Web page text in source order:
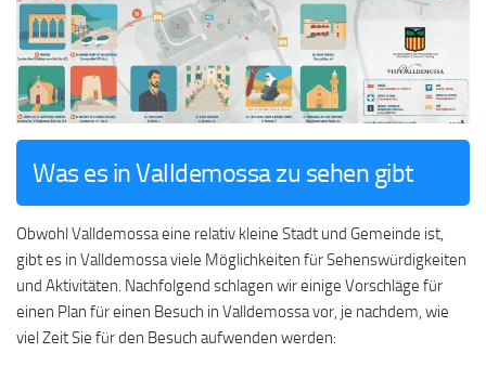
Was es in Valldemossa zu sehen gibt
Obwohl Valldemossa eine relativ kleine Stadt und Gemeinde ist,
gibt es in Valldemossa viele Möglichkeiten für Sehenswürdigkeiten
und Aktivitäten. Nachfolgend schlagen wir einige Vorschläge für
einen Plan für einen Besuch in Valldemossa vor, je nachdem, wie
viel Zeit Sie für den Besuch aufwenden werden: